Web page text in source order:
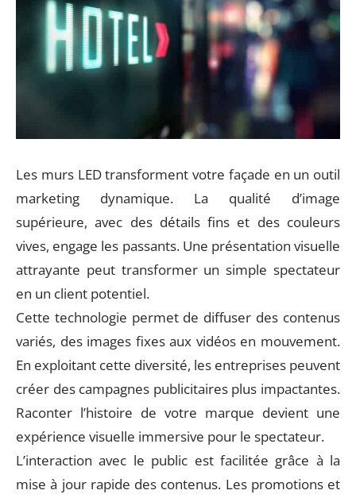
Les murs LED transforment votre façade en un outil
marketing dynamique. La qualité d’image
supérieure, avec des détails fins et des couleurs
vives, engage les passants. Une présentation visuelle
attrayante peut transformer un simple spectateur
en un client potentiel.
Cette technologie permet de diffuser des contenus
variés, des images fixes aux vidéos en mouvement.
En exploitant cette diversité, les entreprises peuvent
créer des campagnes publicitaires plus impactantes.
Raconter l’histoire de votre marque devient une
expérience visuelle immersive pour le spectateur.
L’interaction avec le public est facilitée grâce à la
mise à jour rapide des contenus. Les promotions et